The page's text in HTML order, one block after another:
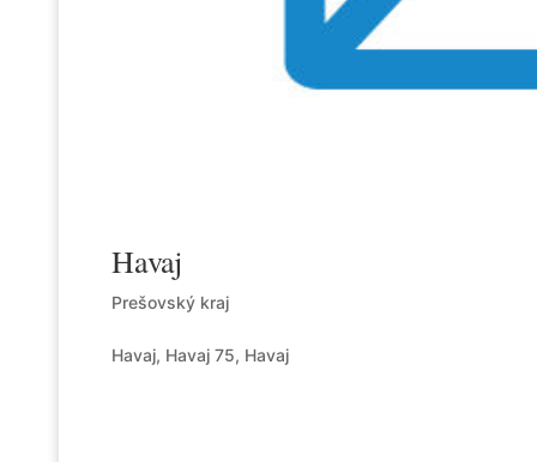
Havaj
Prešovský kraj
Havaj, Havaj 75, Havaj